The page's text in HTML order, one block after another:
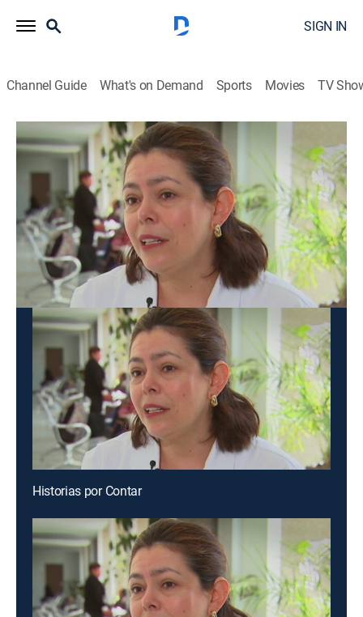
SIGN IN
Channel Guide What's on Demand Sports Movies TV
Historias por Contar
Historias por Contar
News, Community, Documentary, Biography|2026
Historias de vida o acontecimientos que marcan la
vida de las personas.
This content is currently unavailable with a DIRECTV
Package or Genre Pack.
Historias por Contar